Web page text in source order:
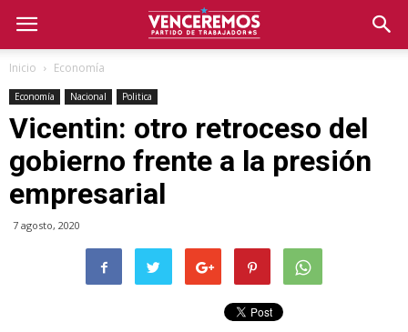
Inicio Economía
Economía Nacional Politica
Vicentin: otro retroceso del
gobierno frente a la presión
empresarial
7 agosto, 2020